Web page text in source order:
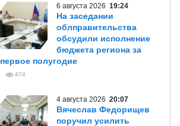
6 августа 2026 19:24
На заседании
облправительства
обсудили исполнение
бюджета региона за
первое полугодие
474
4 августа 2026 20:07
Вячеслав Федорищев
поручил усилить